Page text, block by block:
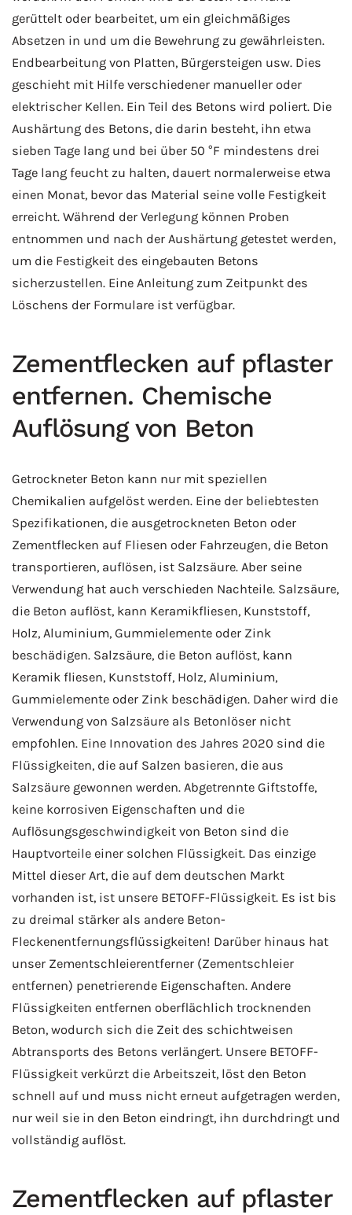
gerüttelt oder bearbeitet, um ein gleichmäßiges
Absetzen in und um die Bewehrung zu gewährleisten.
Endbearbeitung von Platten, Bürgersteigen usw. Dies
geschieht mit Hilfe verschiedener manueller oder
elektrischer Kellen. Ein Teil des Betons wird poliert. Die
Aushärtung des Betons, die darin besteht, ihn etwa
sieben Tage lang und bei über 50 °F mindestens drei
Tage lang feucht zu halten, dauert normalerweise etwa
einen Monat, bevor das Material seine volle Festigkeit
erreicht. Während der Verlegung können Proben
entnommen und nach der Aushärtung getestet werden,
um die Festigkeit des eingebauten Betons
sicherzustellen. Eine Anleitung zum Zeitpunkt des
Löschens der Formulare ist verfügbar.
Zementflecken auf pflaster
entfernen. Chemische
Auflösung von Beton
Getrockneter Beton kann nur mit speziellen
Chemikalien aufgelöst werden. Eine der beliebtesten
Spezifikationen, die ausgetrockneten Beton oder
Zementflecken auf Fliesen oder Fahrzeugen, die Beton
transportieren, auflösen, ist Salzsäure. Aber seine
Verwendung hat auch verschieden Nachteile. Salzsäure,
die Beton auflöst, kann Keramikfliesen, Kunststoff,
Holz, Aluminium, Gummielemente oder Zink
beschädigen. Salzsäure, die Beton auflöst, kann
Keramik fliesen, Kunststoff, Holz, Aluminium,
Gummielemente oder Zink beschädigen. Daher wird die
Verwendung von Salzsäure als Betonlöser nicht
empfohlen. Eine Innovation des Jahres 2020 sind die
Flüssigkeiten, die auf Salzen basieren, die aus
Salzsäure gewonnen werden. Abgetrennte Giftstoffe,
keine korrosiven Eigenschaften und die
Auflösungsgeschwindigkeit von Beton sind die
Hauptvorteile einer solchen Flüssigkeit. Das einzige
Mittel dieser Art, die auf dem deutschen Markt
vorhanden ist, ist unsere BETOFF-Flüssigkeit. Es ist bis
zu dreimal stärker als andere Beton-
Fleckenentfernungsflüssigkeiten! Darüber hinaus hat
unser Zementschleierentferner (Zementschleier
entfernen) penetrierende Eigenschaften. Andere
Flüssigkeiten entfernen oberflächlich trocknenden
Beton, wodurch sich die Zeit des schichtweisen
Abtransports des Betons verlängert. Unsere BETOFF-
Flüssigkeit verkürzt die Arbeitszeit, löst den Beton
schnell auf und muss nicht erneut aufgetragen werden,
nur weil sie in den Beton eindringt, ihn durchdringt und
vollständig auflöst.
Zementflecken auf pflaster